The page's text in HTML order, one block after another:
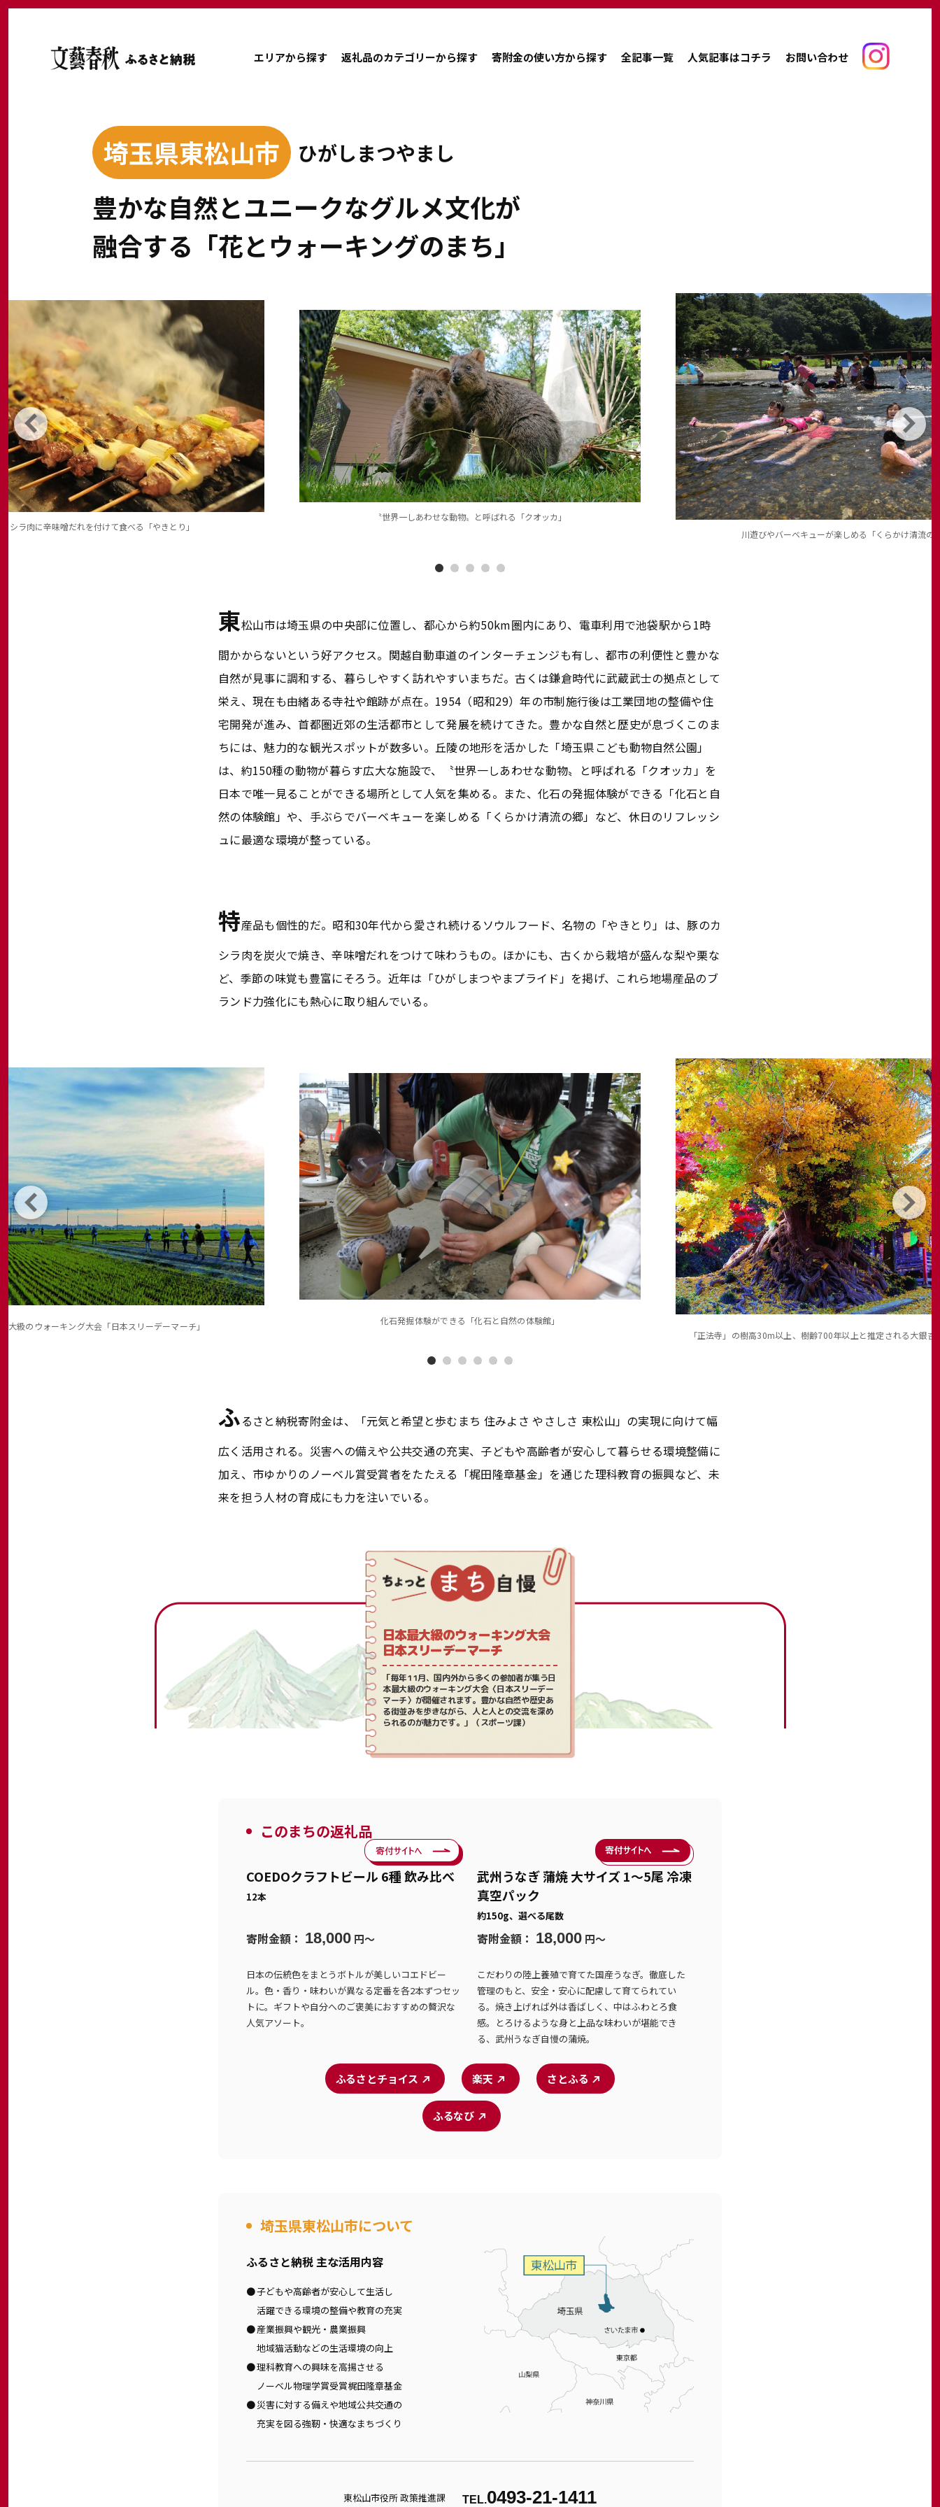
エリアから探す 返礼品のカテゴリーから探す 寄附金の使い方から探す 全記事一覧 人気記事はコチラ お問い合わせ
埼玉県東松山市 ひがしまつやまし
豊かな自然とユニークなグルメ文化が
融合する「花とウォーキングのまち」
シラ肉に辛味噌だれを付けて食べる「やきとり」
〝世界一しあわせな動物〟と呼ばれる「クオッカ」
川遊びやバーベキューが楽しめる「くらかけ清流の
東松山市は埼玉県の中央部に位置し、都心から約50km圏内にあり、電車利用で池袋駅から1時
間かからないという好アクセス。関越自動車道のインターチェンジも有し、都市の利便性と豊かな
自然が見事に調和する、暮らしやすく訪れやすいまちだ。古くは鎌倉時代に武蔵武士の拠点として
栄え、現在も由緒ある寺社や館跡が点在。1954（昭和29）年の市制施行後は工業団地の整備や住
宅開発が進み、首都圏近郊の生活都市として発展を続けてきた。豊かな自然と歴史が息づくこのま
ちには、魅力的な観光スポットが数多い。丘陵の地形を活かした「埼玉県こども動物自然公園」
は、約150種の動物が暮らす広大な施設で、〝世界一しあわせな動物〟と呼ばれる「クオッカ」を
日本で唯一見ることができる場所として人気を集める。また、化石の発掘体験ができる「化石と自
然の体験館」や、手ぶらでバーベキューを楽しめる「くらかけ清流の郷」など、休日のリフレッシ
ュに最適な環境が整っている。
特産品も個性的だ。昭和30年代から愛され続けるソウルフード、名物の「やきとり」は、豚のカ
シラ肉を炭火で焼き、辛味噌だれをつけて味わうもの。ほかにも、古くから栽培が盛んな梨や栗な
ど、季節の味覚も豊富にそろう。近年は「ひがしまつやまプライド」を掲げ、これら地場産品のブ
ランド力強化にも熱心に取り組んでいる。
大級のウォーキング大会「日本スリーデーマーチ」
化石発掘体験ができる「化石と自然の体験館」
「正法寺」の樹高30m以上、樹齢700年以上と推定される大銀杏
ふるさと納税寄附金は、「元気と希望と歩むまち 住みよさ やさしさ 東松山」の実現に向けて幅
広く活用される。災害への備えや公共交通の充実、子どもや高齢者が安心して暮らせる環境整備に
加え、市ゆかりのノーベル賞受賞者をたたえる「梶田隆章基金」を通じた理科教育の振興など、未
来を担う人材の育成にも力を注いでいる。
日本最大級のウォーキング大会
日本スリーデーマーチ
「毎年11月、国内外から多くの参加者が集う日
本最大級のウォーキング大会〈日本スリーデー
マーチ〉が開催されます。豊かな自然や歴史あ
る街並みを歩きながら、人と人との交流を深め
られるのが魅力です。」（スポーツ課）
このまちの返礼品
COEDOクラフトビール 6種 飲み比べ
12本
寄附金額： 18,000 円〜
日本の伝統色をまとうボトルが美しいコエドビー
ル。色・香り・味わいが異なる定番を各2本ずつセッ
トに。ギフトや自分へのご褒美におすすめの贅沢な
人気アソート。
武州うなぎ 蒲焼 大サイズ 1〜5尾 冷凍
真空パック
約150g、選べる尾数
寄附金額： 18,000 円〜
こだわりの陸上養殖で育てた国産うなぎ。徹底した
管理のもと、安全・安心に配慮して育てられてい
る。焼き上げれば外は香ばしく、中はふわとろ食
感。とろけるような身と上品な味わいが堪能でき
る、武州うなぎ自慢の蒲焼。
ふるさとチョイス 楽天 さとふる
ふるなび
埼玉県東松山市について
ふるさと納税 主な活用内容
子どもや高齢者が安心して生活し
活躍できる環境の整備や教育の充実
産業振興や観光・農業振興
地域猫活動などの生活環境の向上
理科教育への興味を高揚させる
ノーベル物理学賞受賞梶田隆章基金
災害に対する備えや地域公共交通の
充実を図る強靭・快適なまちづくり
東松山市役所 政策推進課 TEL.0493-21-1411